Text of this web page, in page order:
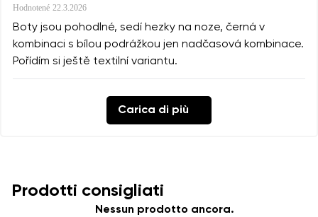
Hodnotené 22.3.2026
Boty jsou pohodlné, sedí hezky na noze, černá v
kombinaci s bílou podrážkou jen nadčasová kombinace.
Pořídím si ještě textilní variantu.
Carica di più
Prodotti consigliati
Nessun prodotto ancora.